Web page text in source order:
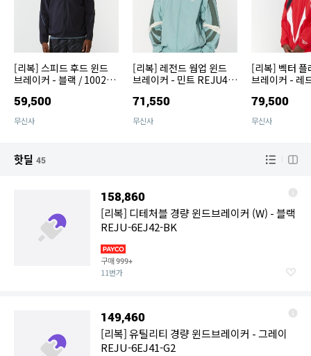
[리복] 스피드 후드 윈드
브레이커 - 블랙 / 100200
59,500
무신사
[리복] 레전드 웜업 윈드
브레이커 - 민트 REJU4E
71,550
무신사
[리복] 벡터 플
브레이커 - 레
79,500
무신사
핫딜 45
158,860
[리복] 디테처블 경량 윈드브레이커 (W) - 블랙
REJU-6EJ42-BK
구매999+
11번가
149,460
[리복] 유틸리티 경량 윈드브레이커 - 그레이
REJU-6EJ41-G2